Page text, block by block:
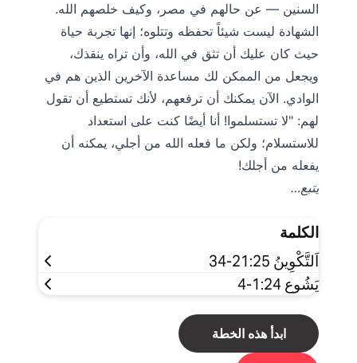
السنين — عن حالهم في مصر، وكيف خلصهم الله.
الشهادة ليست شيئاً تحفظه وتتلوه؛ إنها تجربة حياة
حيث كان عليك أن تثق في الله، وأن تراه ينقذك،
ويجعل من الممكن لك مساعدة الآخرين الذين هم في
الوادي. الآن يمكنك أن ترفعهم، لأنك تستطيع أن تقول
لهم: "لا تستسلموا! أنا أيضًا كنت على استعداد
للاستسلام؛ ولكن ما فعله الله من أجلي، يمكنه أن
يفعله من أجلك!
يتبع…
الكلمة
اَلتَّكْوِينُ 21:25-34
يَشُوع 1:24-4
ابدأ هذه الخطة